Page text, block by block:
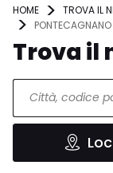
HOME TROVA IL
Trova il